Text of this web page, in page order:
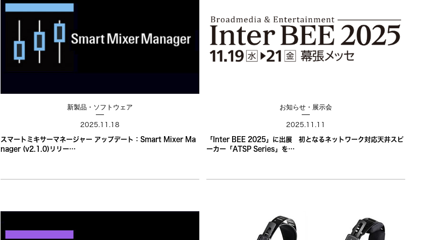
新製品・ソフトウェア
2025.11.18
スマートミキサーマネージャー アップデート：Smart Mixer Ma
nager (v2.1.0)リリー…
お知らせ・展示会
2025.11.11
「Inter BEE 2025」に出展　初となるネットワーク対応天井スピ
ーカー「ATSP Series」を…